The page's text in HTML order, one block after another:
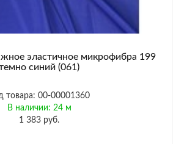
эластичное микрофибра 199
синий (061)
товара: 00-00001360
В наличии: 24 м
1 383 руб.